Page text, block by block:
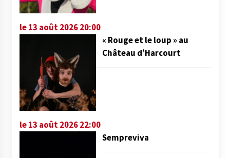
le 13 août 2026 20:00
« Rouge et le loup » au
Château d’Harcourt
le 13 août 2026 22:00
Sempreviva